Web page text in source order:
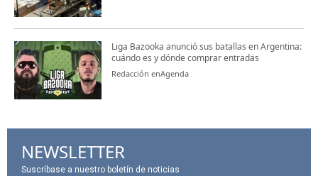
Liga Bazooka anunció sus batallas en Argentina:
cuándo es y dónde comprar entradas
Redacción enAgenda
NEWSLETTER
Suscríbase a nuestro boletín de noticias